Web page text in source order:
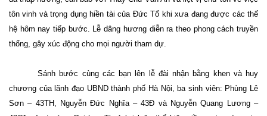
tôn vinh và trọng dụng hiền tài của Đức Tổ khi xưa đang được các thế
hệ hôm nay tiếp bước. Lễ dâng hương diễn ra theo phong cách truyền
thống, gây xúc động cho mọi người tham dự.
Sánh bước cùng các bạn lên lễ đài nhận bằng khen và huy
chương của lãnh đạo UBND thành phố Hà Nội, ba sinh viên: Phùng Lê
Sơn – 43TH, Nguyễn Đức Nghĩa – 43Đ và Nguyễn Quang Lương –